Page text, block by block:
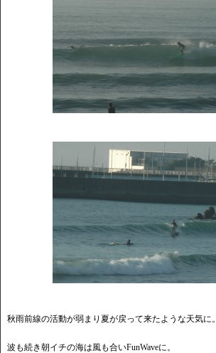
秋雨前線の活動が弱まり夏が戻って来たような天気に。
波も続き朝イチの海は風も合いFunWaveに。